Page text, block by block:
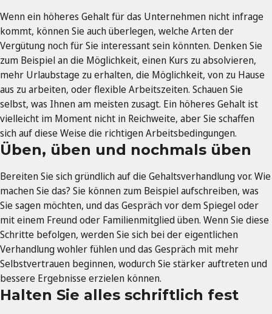
Wenn ein höheres Gehalt für das Unternehmen nicht infrage
kommt, können Sie auch überlegen, welche Arten der
Vergütung noch für Sie interessant sein könnten. Denken Sie
zum Beispiel an die Möglichkeit, einen Kurs zu absolvieren,
mehr Urlaubstage zu erhalten, die Möglichkeit, von zu Hause
aus zu arbeiten, oder flexible Arbeitszeiten. Schauen Sie
selbst, was Ihnen am meisten zusagt. Ein höheres Gehalt ist
vielleicht im Moment nicht in Reichweite, aber Sie schaffen
sich auf diese Weise die richtigen Arbeitsbedingungen.
Üben, üben und nochmals üben
Bereiten Sie sich gründlich auf die Gehaltsverhandlung vor. Wie
machen Sie das? Sie können zum Beispiel aufschreiben, was
Sie sagen möchten, und das Gespräch vor dem Spiegel oder
mit einem Freund oder Familienmitglied üben. Wenn Sie diese
Schritte befolgen, werden Sie sich bei der eigentlichen
Verhandlung wohler fühlen und das Gespräch mit mehr
Selbstvertrauen beginnen, wodurch Sie stärker auftreten und
bessere Ergebnisse erzielen können.
Halten Sie alles schriftlich fest